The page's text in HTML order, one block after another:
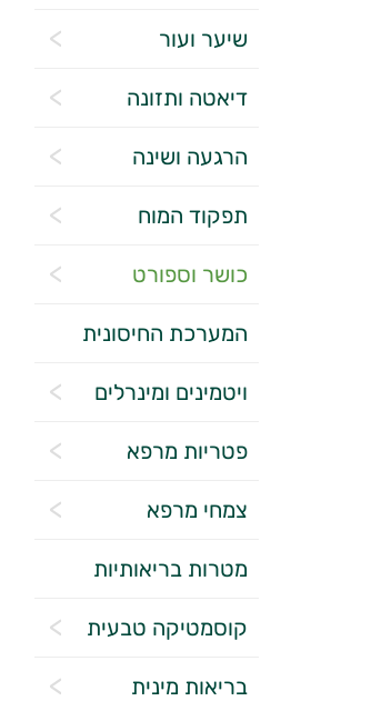
שיער ועור
דיאטה ותזונה
הרגעה ושינה
תפקוד המוח
כושר וספורט
המערכת החיסונית
ויטמינים ומינרלים
פטריות מרפא
צמחי מרפא
מטרות בריאותיות
קוסמטיקה טבעית
בריאות מינית